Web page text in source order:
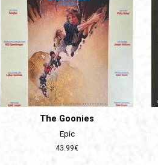
The Goonies
Epic
Prix
43.99€